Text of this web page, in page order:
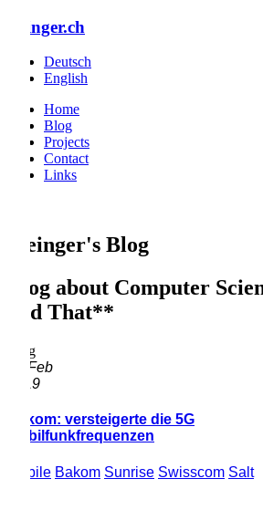
Deutsch
English
Home
Blog
Projects
Contact
Links
Blog
aboutComputer Science
That**
versteigerte die 5G
Bakom Sunrise Swisscom Salt